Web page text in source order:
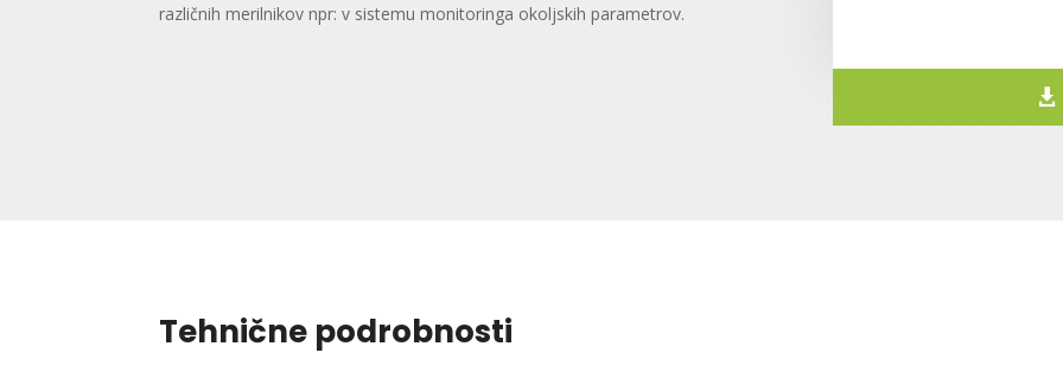
različnih merilnikov npr: v sistemu monitoringa okoljskih parametrov.
Tehnične podrobnosti